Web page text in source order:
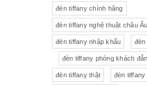
Tượng
đèn tiffany chính hãng
đèn tiffany nghệ thuật châu Âu
đèn tiffany nhập khẩu đèn
đèn tiffany phòng khách
đèn tiffany thật đèn